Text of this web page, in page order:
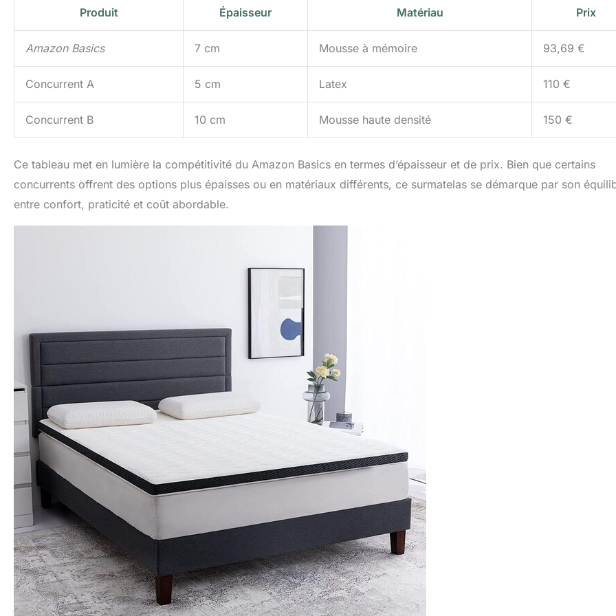
Produit Épaisseur Matériau Prix
Amazon Basics 7 cm Mousse à mémoire 93,69 €
Concurrent A 5 cm Latex 110 €
Concurrent B 10 cm Mousse haute densité 150 €
Ce tableau met en lumière la compétitivité du Amazon Basics en termes d’épaisseur et de prix. Bien que certains
concurrents offrent des options plus épaisses ou en matériaux différents, ce surmatelas se démarque par son
entre confort, praticité et coût abordable.